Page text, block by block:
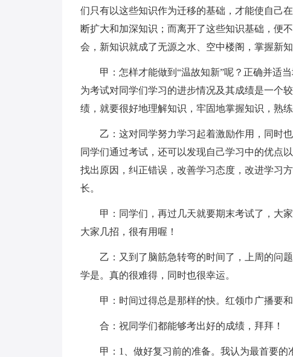
们只有以这些知识作为迁移的基础，才能使自己
断扩大和加深知识；而离开了这些知识基础，便
会，新知识就成了无源之水、空中楼阁，掌握新
甲：怎样才能做到“温故知新”呢？正确并适
为考试对同学们学习的进步情况及其成绩是一个
绩，就要很好地理解知识，牢固地掌握知识，熟练
乙：这对同学努力学习起着激励作用，同时
同学们通过考试，还可以发现自己学习中的优点
找出原因，纠正错误，改善学习态度，改进学习
长。
甲：同学们，再过几天就要期末考试了，大
大家几招，很有用喔！
乙：又到了脑筋急转弯的时间了，上周的问
学是。真的很难得，同时也很幸运。
甲：时间过得总是那样的快。红领巾广播要和
合：祝同学们都能够考出好的成绩，拜拜！
甲：1、做好复习前的准备。我认为最首要